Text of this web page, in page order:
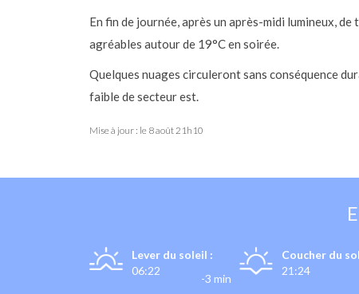
En fin de journée, après un après-midi lumineux,
agréables autour de 19°C en soirée.
Quelques nuages circuleront sans conséquence
faible de secteur est.
Mise à jour : le 8 août 21h10
Lever du soleil :
06:22
-3 min
Coucher du
21:24